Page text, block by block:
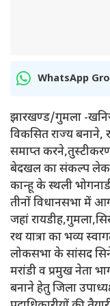
WhatsApp
झारखण्ड/गुमला -
विकसित राज्य बनाने,
समाप्त
बेदखल का संकल्प लेकर
कान्हू के स्थली
तीनों विधानसभा में
जहां
रथ यात्रा का भव्य
लोकसभा के सांसद सिने
मरांडी व प्रमुख नेता
बनाने हेतु जिला